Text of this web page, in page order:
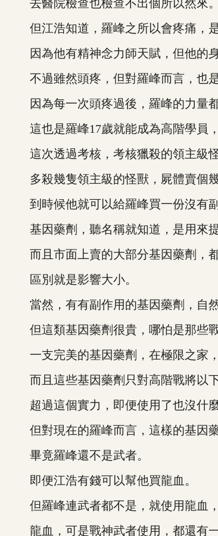
去醫院檢查也檢查不出個所以然來。
但江浩知道，羅峰之所以會疼痛，是
因為他有精神念力師天賦，但他的身
不過雖然頭疼，但對羅峰而言，也是
因為每一次頭疼過後，羅峰的力量都
這也是羅峰17歲就能成為高階學員，
這次透過考核，考核獵殺的領主級怪
多殺幾隻領主級的怪獸，屍體賣個幾
到時候他就可以給羅峰買一份沒有副
基因藥劑，聽名稱就知道，是用來提
而且市面上賣的大部分基因藥劑，都
區別就是影響大小。
當然，有有副作用的基因藥劑，自然
但這類基因藥劑很貴，哪怕是那些戰
一支完美的基因藥劑，在極限之家，
而且這些基因藥劑只對高階戰將以下
超過這個實力，即便使用了也沒什麼
但對現在的羅峰而言，這樣的基因藥
畢竟羅峰還不是武者。
即便江浩有錢可以幫他買龍血。
但羅峰連武者都不是，就使用龍血，
龍血，可是戰神武者使用，都還有一